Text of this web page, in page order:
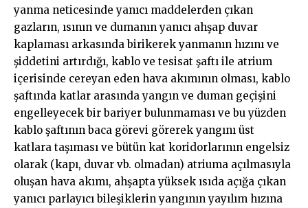
yanma neticesinde yanıcı maddelerden çıkan
gazların, ısının ve dumanın yanıcı ahşap duvar
kaplaması arkasında birikerek yanmanın hızını ve
şiddetini artırdığı, kablo ve tesisat şaftı ile atrium
içerisinde cereyan eden hava akımının olması, kablo
şaftında katlar arasında yangın ve duman geçişini
engelleyecek bir bariyer bulunmaması ve bu yüzden
kablo şaftının baca görevi görerek yangını üst
katlara taşıması ve bütün kat koridorlarının engelsiz
olarak (kapı, duvar vb. olmadan) atriuma açılmasıyla
oluşan hava akımı, ahşapta yüksek ısıda açığa çıkan
yanıcı parlayıcı bileşiklerin yangının yayılım hızına